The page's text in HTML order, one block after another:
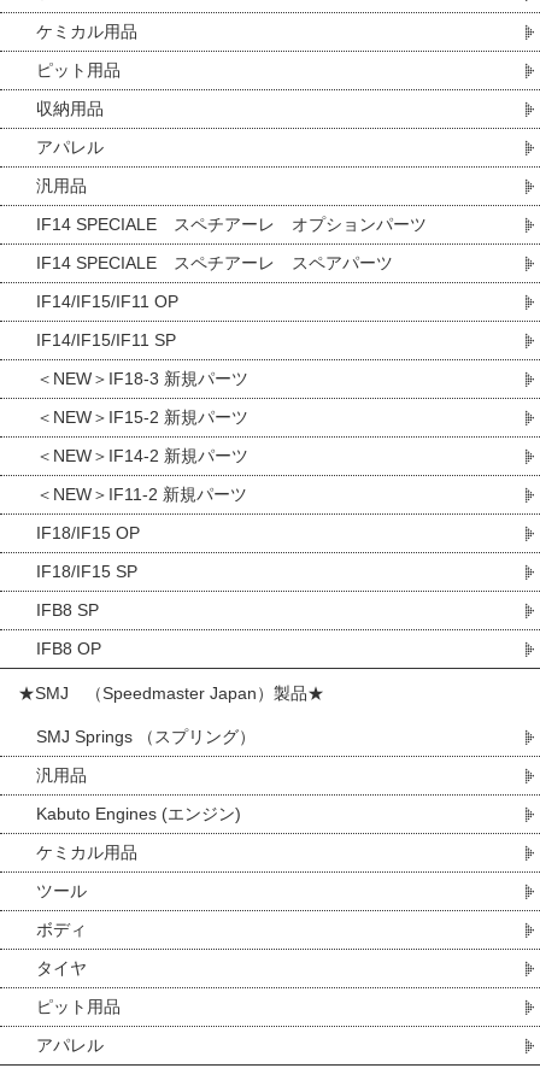
ケミカル用品
ピット用品
収納用品
アパレル
汎用品
IF14 SPECIALE スペチアーレ オプションパーツ
IF14 SPECIALE スペチアーレ スペアパーツ
IF14/IF15/IF11 OP
IF14/IF15/IF11 SP
＜NEW＞IF18-3 新規パーツ
＜NEW＞IF15-2 新規パーツ
＜NEW＞IF14-2 新規パーツ
＜NEW＞IF11-2 新規パーツ
IF18/IF15 OP
IF18/IF15 SP
IFB8 SP
IFB8 OP
★SMJ （Speedmaster Japan）製品★
SMJ Springs （スプリング）
汎用品
Kabuto Engines (エンジン)
ケミカル用品
ツール
ボディ
タイヤ
ピット用品
アパレル